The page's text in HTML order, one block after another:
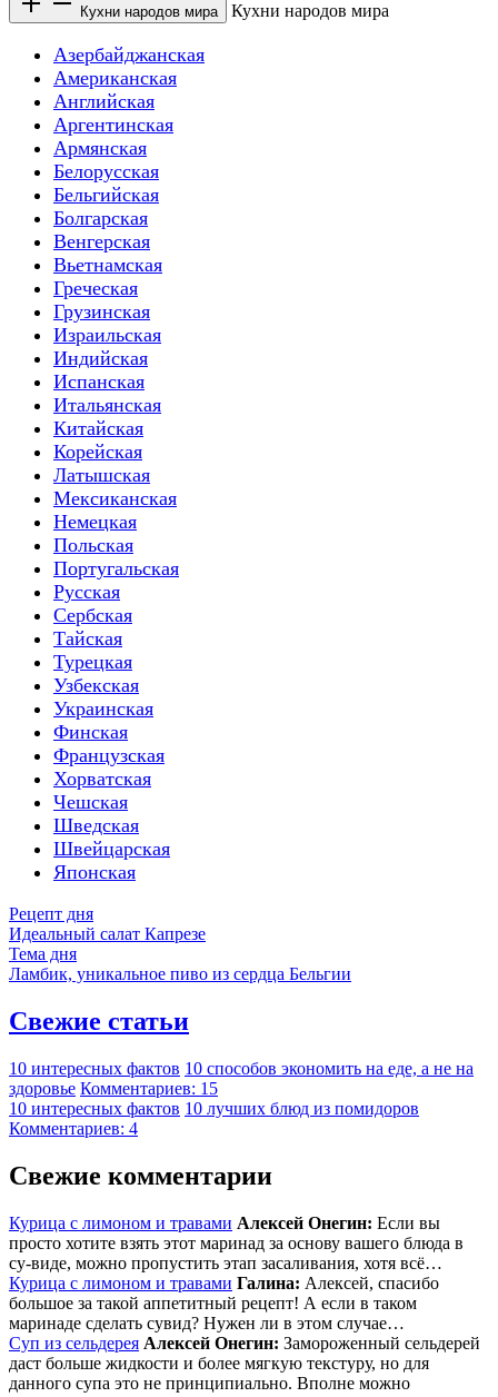
Кухни народов мира Кухни народов мира
Азербайджанская
Американская
Английская
Аргентинская
Армянская
Белорусская
Бельгийская
Болгарская
Венгерская
Вьетнамская
Греческая
Грузинская
Израильская
Индийская
Испанская
Итальянская
Китайская
Корейская
Латышская
Мексиканская
Немецкая
Польская
Португальская
Русская
Сербская
Тайская
Турецкая
Узбекская
Украинская
Финская
Французская
Хорватская
Чешская
Шведская
Швейцарская
Японская
Рецепт дня
Идеальный салат Капрезе
Тема дня
Ламбик, уникальное пиво из сердца Бельгии
Свежие статьи
10 интересных фактов 10 способов экономить на еде, а не на
здоровье Комментариев: 15
10 интересных фактов 10 лучших блюд из помидоров
Комментариев: 4
Свежие комментарии
Курица с лимоном и травами Алексей Онегин: Если вы
просто хотите взять этот маринад за основу вашего блюда в
су-виде, можно пропустить этап засаливания, хотя всё…
Курица с лимоном и травами Галина: Алексей, спасибо
большое за такой аппетитный рецепт! А если в таком
маринаде сделать сувид? Нужен ли в этом случае…
Суп из сельдерея Алексей Онегин: Замороженный сельдерей
даст больше жидкости и более мягкую текстуру, но для
данного супа это не принципиально. Вполне можно